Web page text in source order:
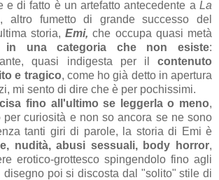
e di fatto è un artefatto antecedente a La
, altro fumetto di grande successo del
storia, Emi, che occupa quasi metà
in una categoria che non esiste:
quasi indigesta per il contenuto
e tragico, come ho già detto in apertura
mi sento di dire che è per pochissimi.
fino all'ultimo se leggerla o meno,
per curiosità e non so ancora se ne sono
tanti giri di parole, la storia di Emi è
nudità, abusi sessuali, body horror,
erotico-grottesco spingendolo fino agli
disegno poi si discosta dal "solito" stile di